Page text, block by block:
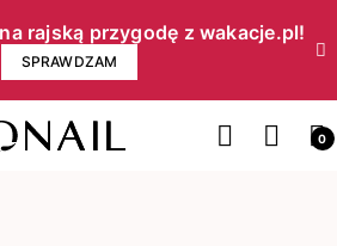
rajską przygodę z wakacje.pl!​
SPRAWDZAM
0